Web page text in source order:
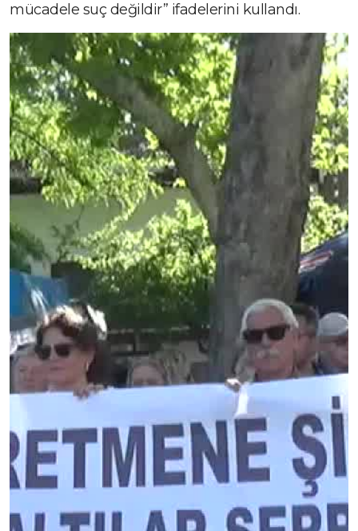
mücadele suç değildir” ifadelerini kullandı.